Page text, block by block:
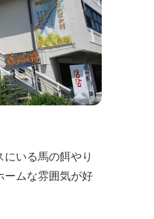
いる馬の餌やり
ームな雰囲気が好